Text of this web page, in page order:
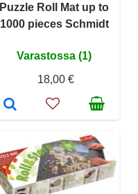
Puzzle Roll Mat up to
1000 pieces Schmidt
Varastossa (1)
18,00 €